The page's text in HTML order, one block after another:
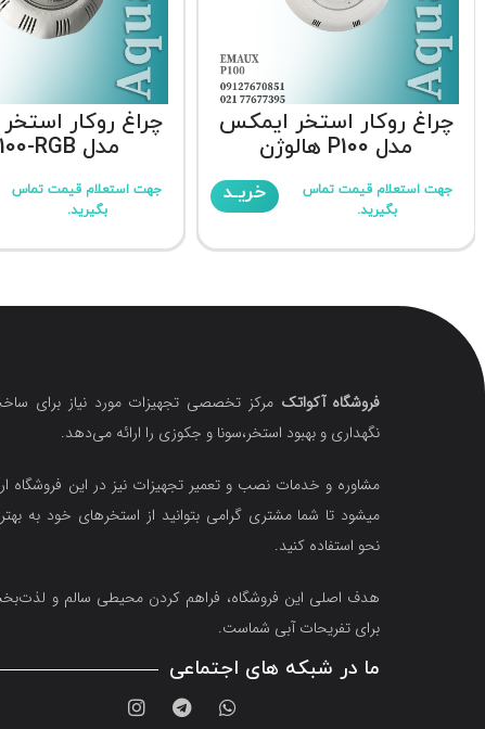
چراغ روکار استخر ایمکس
مدل P100 هالوژن
جهت استعلام قیمت تماس
بگیرید.
خریـد
چراغ روکار
مدل TP100-RGB
جهت استعلام قیمت تماس
بگیرید.
فروشگاه آکواتک مرکز تخصصی تجهیزات مورد نیاز برای
نگهداری و بهبود استخر،سونا و جکوزی را ارائه می‌دهد.
مشاوره و خدمات نصب و تعمیر تجهیزات نیز در این فروشگاه
میشود تا شما مشتری گرامی بتوانید از استخرهای خود به
نحو استفاده کنید.
هدف اصلی این فروشگاه‌، فراهم کردن محیطی سالم و
برای تفریحات آبی شماست.
ما در شبکه های اجتماعی